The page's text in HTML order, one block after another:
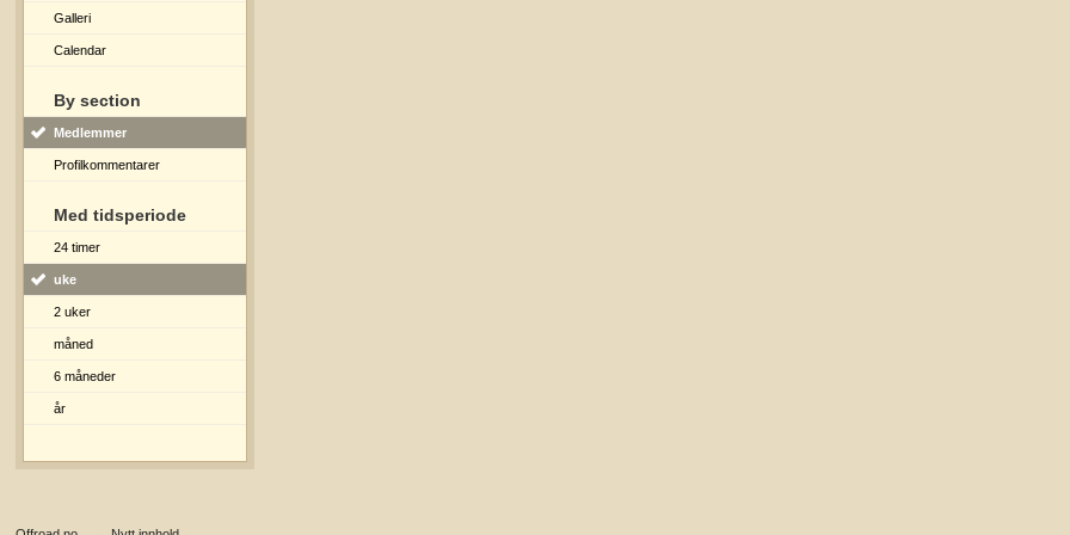
Galleri
Calendar
By section
Medlemmer
Profilkommentarer
Med tidsperiode
24 timer
uke
2 uker
måned
6 måneder
år